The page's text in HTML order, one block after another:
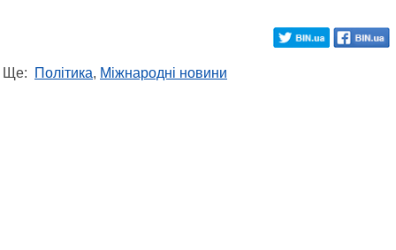
Ще: Політика, Міжнародні новини